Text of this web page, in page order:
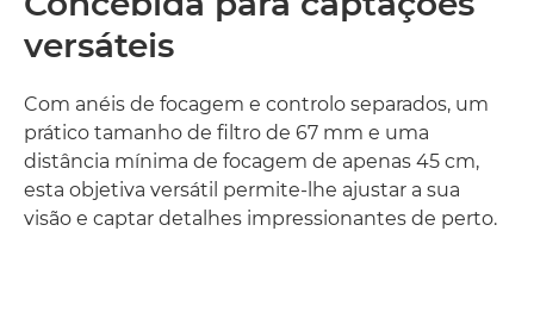
versáteis
Com anéis de focagem e controlo separados, um
prático tamanho de filtro de 67 mm e uma
distância mínima de focagem de apenas 45 cm,
esta objetiva versátil permite-lhe ajustar a sua
visão e captar detalhes impressionantes de perto.